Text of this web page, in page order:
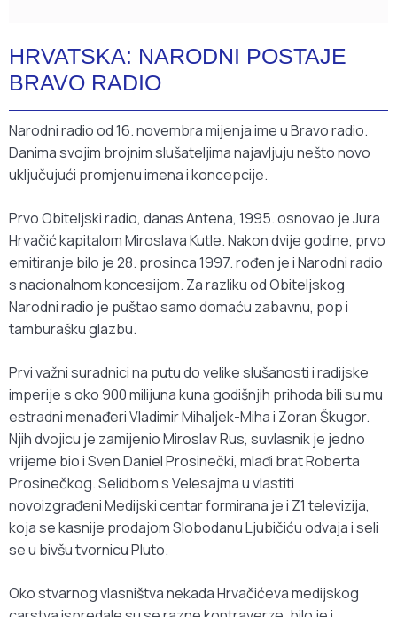
HRVATSKA: NARODNI POSTAJE
BRAVO RADIO
Narodni radio od 16. novembra mijenja ime u Bravo radio.
Danima svojim brojnim slušateljima najavljuju nešto novo
uključujući promjenu imena i koncepcije.
Prvo Obiteljski radio, danas Antena, 1995. osnovao je Jura
Hrvačić kapitalom Miroslava Kutle. Nakon dvije godine, prvo
emitiranje bilo je 28. prosinca 1997. rođen je i Narodni radio
s nacionalnom koncesijom. Za razliku od Obiteljskog
Narodni radio je puštao samo domaću zabavnu, pop i
tamburašku glazbu.
Prvi važni suradnici na putu do velike slušanosti i radijske
imperije s oko 900 milijuna kuna godišnjih prihoda bili su mu
estradni menađeri Vladimir Mihaljek-Miha i Zoran Škugor.
Njih dvojicu je zamijenio Miroslav Rus, suvlasnik je jedno
vrijeme bio i Sven Daniel Prosinečki, mlađi brat Roberta
Prosinečkog. Selidbom s Velesajma u vlastiti
novoizgrađeni Medijski centar formirana je i Z1 televizija,
koja se kasnije prodajom Slobodanu Ljubičiću odvaja i seli
se u bivšu tvornicu Pluto.
Oko stvarnog vlasništva nekada Hrvačićeva medijskog